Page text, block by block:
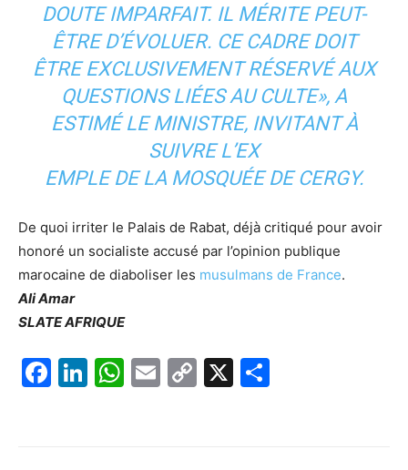
DOUTE IMPARFAIT. IL MÉRITE PEUT-
ÊTRE D’ÉVOLUER. CE CADRE DOIT
ÊTRE EXCLUSIVEMENT RÉSERVÉ AUX
QUESTIONS LIÉES AU CULTE», A
ESTIMÉ LE MINISTRE, INVITANT À
SUIVRE L’EX
EMPLE DE LA MOSQUÉE DE CERGY.
De quoi irriter le Palais de Rabat, déjà critiqué pour avoir
honoré un socialiste accusé par l’opinion publique
marocaine de diaboliser les musulmans de France.
Ali Amar
SLATE AFRIQUE
F
Li W E
C
X